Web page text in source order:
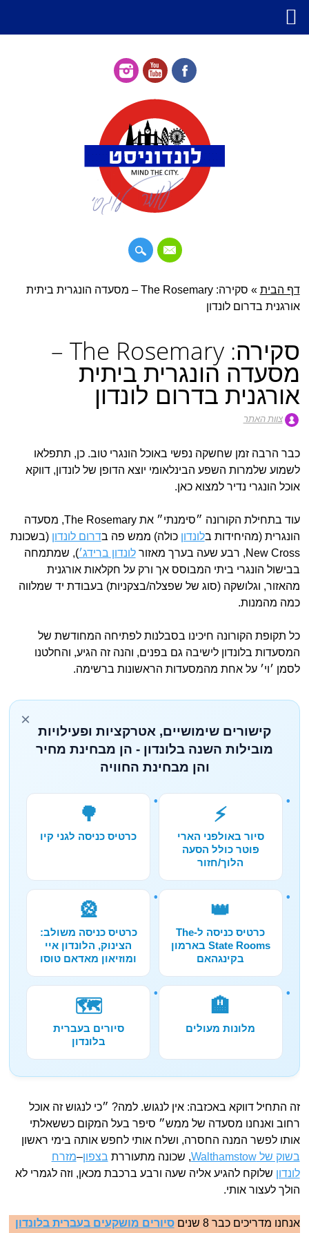
תפריט ראשי
דילוג
לתוכן
דף הבית »
סקירה: The Rosemary – מסעדה הונגרית ביתית
אורגנית בדרום לונדון
סקירה: The Rosemary –
מסעדה הונגרית ביתית
אורגנית בדרום לונדון
צוות האתר
כבר הרבה זמן שחשקה נפשי באוכל הונגרי טוב. כן, תתפלאו
לשמוע שלמרות השפע הבינלאומי יוצא הדופן של לונדון, דווקא
אוכל הונגרי נדיר למצוא כאן.
עוד בתחילת הקורונה ״סימנתי״ את The Rosemary, מסעדה
הונגרית (מהיחידות בלונדון כולה) ממש פה בדרום לונדון (בשכונת
New Cross, רבע שעה בערך מאזור
לונדון ברידג׳), שמתמחה
בבישול הונגרי ביתי המבוסס אך ורק על חקלאות אורגנית
מהאזור, וגלושקה (סוג של שפצלה/בצקניות) בעבודת יד שמלווה
כמה מהמנות.
כל תקופת הקורונה חיכינו בסבלנות לפתיחה המחודשת של
המסעדות בלונדון לישיבה גם בפנים, והנה זה הגיע, והחלטנו
לסמן ׳וי׳ על אחת מהמסעדות הראשונות ברשימה.
×
קישורים שימושיים, אטרקציות ופעילויות
מובילות השנה בלונדון - הן מבחינת מחיר
והן מבחינת החוויה
⚡
סיור באולפני הארי
פוטר כולל הסעה
הלוך/חזור
🌳
כרטיס כניסה לגני קיו
👑
כרטיס כניסה ל-The
State Rooms בארמון
בקינגהאם
🎡
כרטיס כניסה משולב:
הצינוק, הלונדון איי
ומוזיאון מאדאם טוסו
🏨
מלונות מעולים
🗺️
סיורים בעברית
בלונדון
זה התחיל דווקא באכזבה: אין לנגוש. למה? ״כי לנגוש זה אוכל
רחוב ואנחנו מסעדה של ממש״ סיפר בעל המקום כששאלתי
אותו לפשר המנה החסרה, ושלח אותי לחפש אותה בימי ראשון
בשוק של Walthamstow
, שכונה מתעוררת בצפון–מזרח
לונדון שלוקח להגיע אליה שעה ורבע ברכבת מכאן, וזה לגמרי לא
הולך לעצור אותי.
אנחנו מדריכים כבר 8 שנים
סיורים מושקעים בעברית בלונדון